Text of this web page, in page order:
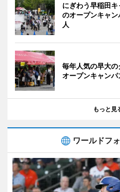
にぎわう早稲田
のオープンキャ
人
毎年人気の早大
オープンキャン
もっと見
ワールドフ